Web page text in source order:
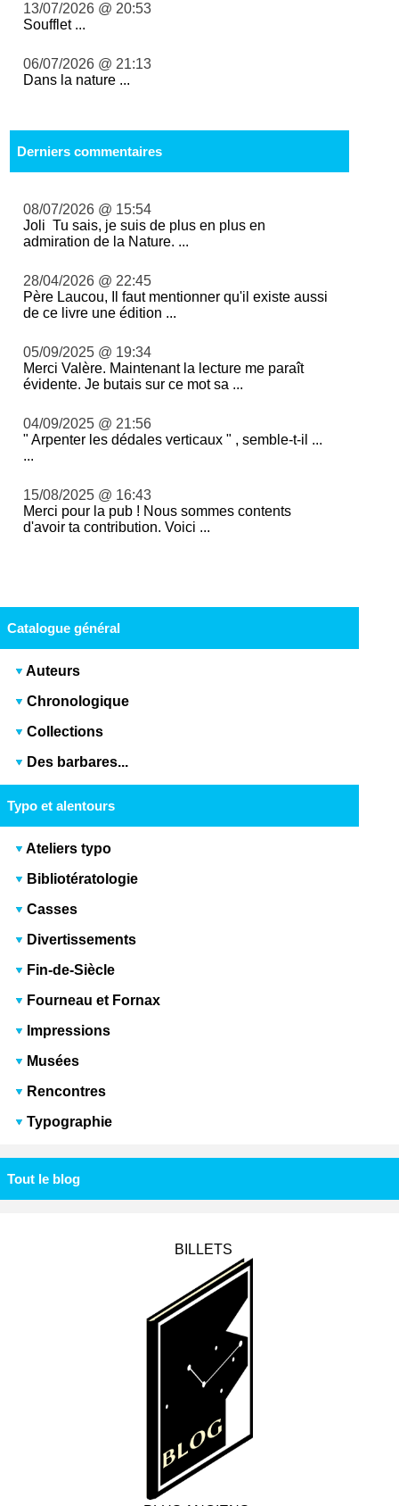
13/07/2026 @ 20:53
Soufflet ...
06/07/2026 @ 21:13
Dans la nature ...
Derniers commentaires
08/07/2026 @ 15:54
Joli Tu sais, je suis de plus en plus en
admiration de la Nature. ...
28/04/2026 @ 22:45
Père Laucou, Il faut mentionner qu'il existe aussi
de ce livre une édition ...
05/09/2025 @ 19:34
Merci Valère. Maintenant la lecture me paraît
évidente. Je butais sur ce mot sa ...
04/09/2025 @ 21:56
" Arpenter les dédales verticaux " , semble-t-il ...
...
15/08/2025 @ 16:43
Merci pour la pub ! Nous sommes contents
d'avoir ta contribution. Voici ...
Catalogue général
Auteurs
Chronologique
Collections
Des barbares...
Typo et alentours
Ateliers typo
Bibliotératologie
Casses
Divertissements
Fin-de-Siècle
Fourneau et Fornax
Impressions
Musées
Rencontres
Typographie
Tout le blog
BILLETS